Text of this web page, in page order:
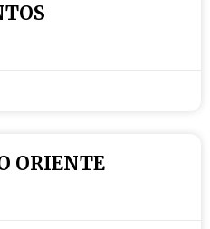
ORIENTE